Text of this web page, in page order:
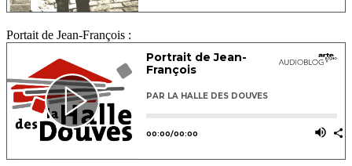
Portait de Jean-François :